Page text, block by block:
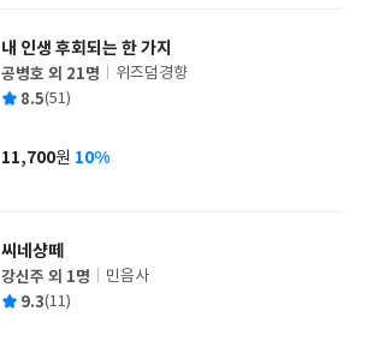
내 인생 후회되는 한 가지
글
쓴
공병호 외 21명
출
사
위즈덤경향
평 8.5(51)
가
11,700원 10%
씨네샹떼
글
쓴
강신주 외 1명
출
민음사
평 9.3(11)